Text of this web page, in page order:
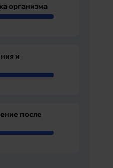
организма
и
после